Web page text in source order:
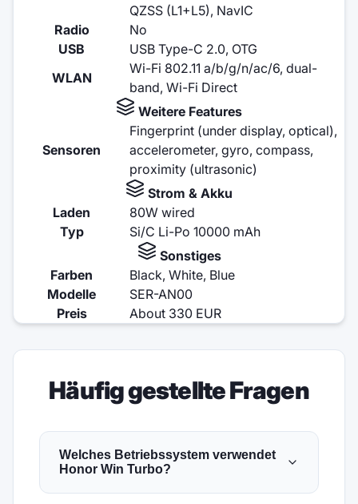
QZSS (L1+L5), NavIC
Radio
No
USB
USB Type-C 2.0, OTG
WLAN
Wi-Fi 802.11 a/b/g/n/ac/6, dual-
band, Wi-Fi Direct
Weitere Features
Sensoren
Fingerprint (under display, optical),
accelerometer, gyro, compass,
proximity (ultrasonic)
Strom & Akku
Laden
80W wired
Typ
Si/C Li-Po 10000 mAh
Sonstiges
Farben
Black, White, Blue
Modelle
SER-AN00
Preis
About 330 EUR
Häufig gestellte Fragen
Welches Betriebssystem verwendet
Honor Win Turbo?